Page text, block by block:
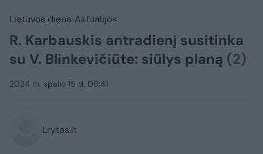
Lietuvos diena Aktualijos
R. Karbauskis antradienį susitinka
su V. Blinkevičiūte: siūlys planą (2)
2024 m. spalio 15 d. 08:41
Lrytas.lt